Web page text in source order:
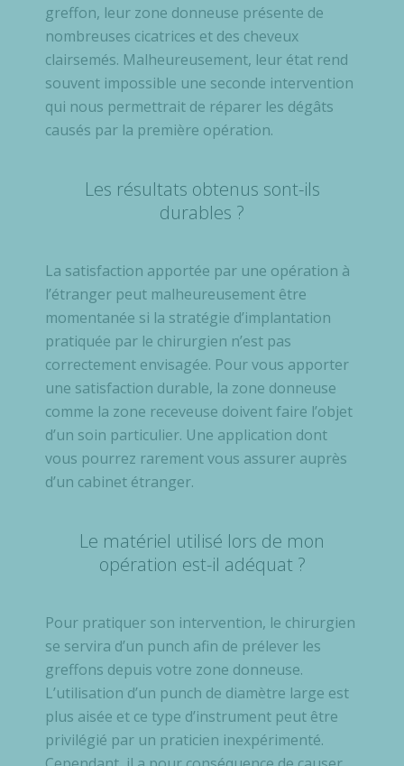
greffon, leur zone donneuse présente de
nombreuses cicatrices et des cheveux
clairsemés. Malheureusement, leur état rend
souvent impossible une seconde intervention
qui nous permettrait de réparer les dégâts
causés par la première opération.
Les résultats obtenus sont-ils
durables ?
La satisfaction apportée par une opération à
l’étranger peut malheureusement être
momentanée si la stratégie d’implantation
pratiquée par le chirurgien n’est pas
correctement envisagée. Pour vous apporter
une satisfaction durable, la zone donneuse
comme la zone receveuse doivent faire l’objet
d’un soin particulier. Une application dont
vous pourrez rarement vous assurer auprès
d’un cabinet étranger.
Le matériel utilisé lors de mon
opération est-il adéquat ?
Pour pratiquer son intervention, le chirurgien
se servira d’un punch afin de prélever les
greffons depuis votre zone donneuse.
L’utilisation d’un punch de diamètre large est
plus aisée et ce type d’instrument peut être
privilégié par un praticien inexpérimenté.